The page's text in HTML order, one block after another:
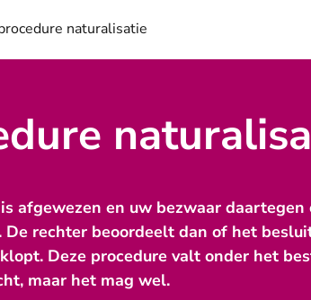
naturalisatie
afgewezen en uw bezwaar daartegen
rechter beoordeelt dan of het
Deze procedure valt onder het
maar het mag wel.